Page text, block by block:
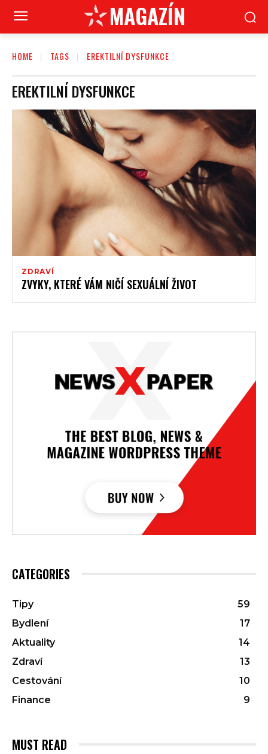
MAGAZÍN
HOME TAGS EREKTILNÍ DYSFUNKCE
EREKTILNÍ DYSFUNKCE
ZDRAVÍ
ZVYKY, KTERÉ VÁM NIČÍ SEXUÁLNÍ ŽIVOT
CATEGORIES
Tipy
59
Bydlení
17
Aktuality
14
Zdraví
13
Cestování
10
Finance
9
MUST READ